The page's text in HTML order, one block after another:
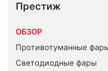
Престиж
ОБЗОР
Противотуманные
Светодиодные фары